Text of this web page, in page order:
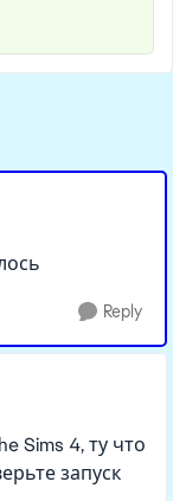
Reply
Sims 4, ту что
запуск